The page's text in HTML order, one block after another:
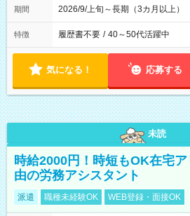
期間 2026/9/上旬～長期（3カ月以上
特徴 履歴書不要 / 40～50代活躍中
気になる！ 応募する
未読
時給2000円！時短もOK在宅
由の労務アシスタント
派遣 職種未経験OK WEB登録・面接OK